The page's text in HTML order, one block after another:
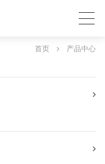
首页 产品中心